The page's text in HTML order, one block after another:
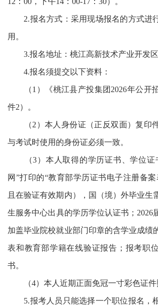
2.报名方式：采用现场报名的方式进
用。
3.报名地址：桃江高新技术产业开发区
4.报名须提交以下资料：
（1）《桃江县产投集团2026年公开
件2）。
（2）本人身份证（正反双面）复印
与考试时使用的身份证必须一致。
（3）本人取得的学历证书、学位证
网”打印的“教育部学历证书电子注册备案
且在验证有效期内），国（境）外毕业生
生服务中心出具的学历学位认证书；2026
加盖毕业院校就业部门印章的含学业成绩
表和教育部学籍在线验证报告；报考职
书。
（4）本人近期正面免冠一寸彩色证件
5.报考人员只能选择一个职位报名，